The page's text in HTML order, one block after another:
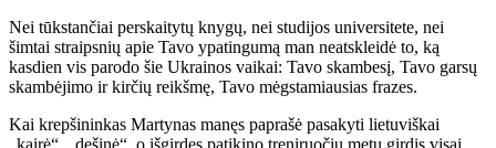
Nei tūkstančiai perskaitytų knygų, nei studijos universitete, nei
šimtai straipsnių apie Tavo ypatingumą man neatskleidė to, ką
kasdien vis parodo šie Ukrainos vaikai: Tavo skambesį, Tavo garsų
skambėjimo ir kirčių reikšmę, Tavo mėgstamiausias frazes.
Kai krepšininkas Martynas manęs paprašė pasakyti lietuviškai
„kairė“, „dešinė“, o išgirdęs patikino treniruočių metu girdįs visai